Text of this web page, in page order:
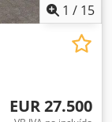
1 / 15
EUR 27.500